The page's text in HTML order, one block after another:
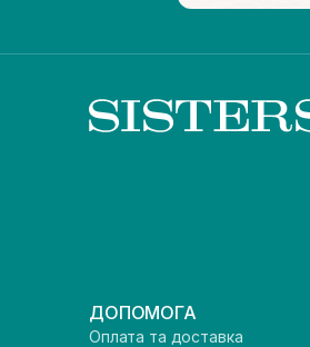
ДОПОМОГА
Оплата та доставка